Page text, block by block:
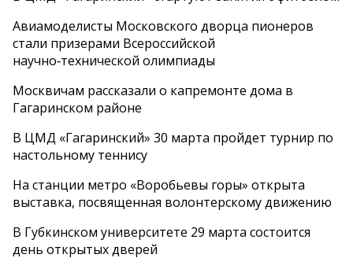
Авиамоделисты Московского дворца пионеров
стали призерами Всероссийской
научно‑технической олимпиады
Москвичам рассказали о капремонте дома в
Гагаринском районе
В ЦМД «Гагаринский» 30 марта пройдет турнир по
настольному теннису
На станции метро «Воробьевы горы» открыта
выставка, посвященная волонтерскому движению
В Губкинском университете 29 марта состоится
день открытых дверей